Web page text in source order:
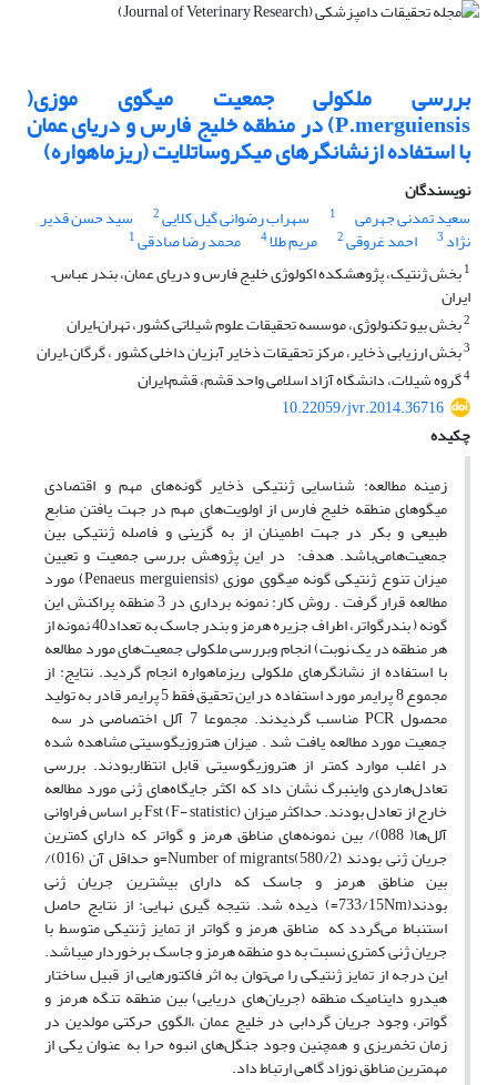
بررسی ملکولی جمعیت میگوی موزی(
P.merguiensis) د‌ر منطقه خلیج فارس و دریای عمان
با استفاده ازنشانگر‌های میکروساتلایت (ریزماهواره)
نویسندگان
سعید تمدنی جهرمی
1 سهراب رضوانی گیل کلایی2 سید حسن قدیر
نژاد 3 احمد غروقی2 مریم طلا4 محمد رضا صادقی1
1بخش ژنتیک، پژوهشکده اکولوژی خلیج فارس و دریای عمان، بندر عباس–
ایران
2بخش بیو تکنولوژی، موسسه تحقیقات علوم شیلاتی کشور، تهران–ایران
3بخش ارزیابی ذخایر، مرکز تحقیقات ذخایر آبزیان داخلی کشور ، گرگان –ایران
4گروه شیلات، دانشگاه آزاد اسلامی واحد قشم، قشم–ایران
10.22059/jvr.2014.36716
چکیده
زمینه مطالعه: شناسایی ژنتیکی ذخایر گونه‌های مهم و اقتصادی
میگو‌های منطقه خلیج فارس از اولویت‌های مهم در جهت یافتن منابع
طبیعی و بکر در جهت اطمینان از به گزینی و فاصله ژنتیکی بین
جمعیت‌هامی‌باشد. هدف: در این پژوهش بررسی جمعیت و تعیین
میزان تنوع ژنتیکی گونه میگوی موزی ‌(Penaeus merguiensis)‌ مورد
مطالعه قرار گرفت . روش کار: نمونه برداری در 3 منطقه پراکنش این
گونه ( بندرگواتر، اطراف جزیره هرمز و بندر جاسک به تعداد40 نمونه از
هر منطقه در یک نوبت) انجام وبررسی ملکولی جمعیت‌های مورد مطالعه
با استفاده از نشانگر‌های ملکولی ریزماهواره انجام گردید. نتایج‌: از
مجموع 8 پرایمر مورد استفاده در این تحقیق فقط 5 پرایمر قادر به تولید
محصول ‌PCR‌ مناسب گردیدند. مجموعا 7 آلل اختصاصی در سه
جمعیت مورد مطالعه یافت شد . میزان هتروزیگوسیتی مشاهده شده
در اغلب موارد کمتر از هتروزیگوسیتی قابل انتظاربودند. بررسی
تعادل‌هاردی واینبرگ نشان داد که اکثر جایگاه‌های ژنی مورد مطالعه
خارج از تعادل بودند. حداکثر میزان ‌(F- statistic) Fst بر اساس فراوانی
آلل‌ها( 088)/ بین نمونه‌های مناطق هرمز و گواتر که دارای کمترین
جریان ژنی بودند (580/2)Number of migrants=و حداقل آن (016)/
بین مناطق هرمز و جاسک که دارای بیشترین جریان ژنی
بودند(733/15Nm=‌) دیده شد. نتیجه گیری نهایی: از نتایج حاصل
استنباط می‌گردد که مناطق هرمز و گواتر از تمایز ژنتیکی متوسط با
جریان ژنی کمتری نسبت به دو منطقه هرمز و جاسک برخوردار میباشد.
این درجه از تمایز ژنتیکی را می‌توان به اثر فاکتور‌هایی از قبیل ساختار
هیدرو داینامیک منطقه (جریان‌های دریایی) بین منطقه تنگه هرمز و
گواتر، وجود جریان گردابی در خلیج عمان ،الگوی حرکتی مولدین در
زمان تخمریزی و همچنین وجود جنگل‌های انبوه حرا به عنوان یکی از
مهمترین مناطق نوزاد گاهی ارتباط داد.